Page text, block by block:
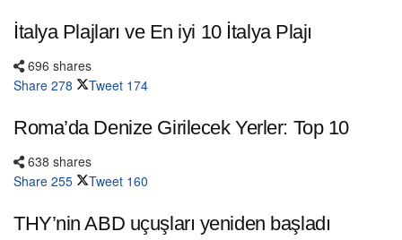
İtalya Plajları ve En iyi 10 İtalya Plajı
696 shares
Share 278 Tweet 174
Roma’da Denize Girilecek Yerler: Top 10
638 shares
Share 255 Tweet 160
THY’nin ABD uçuşları yeniden başladı